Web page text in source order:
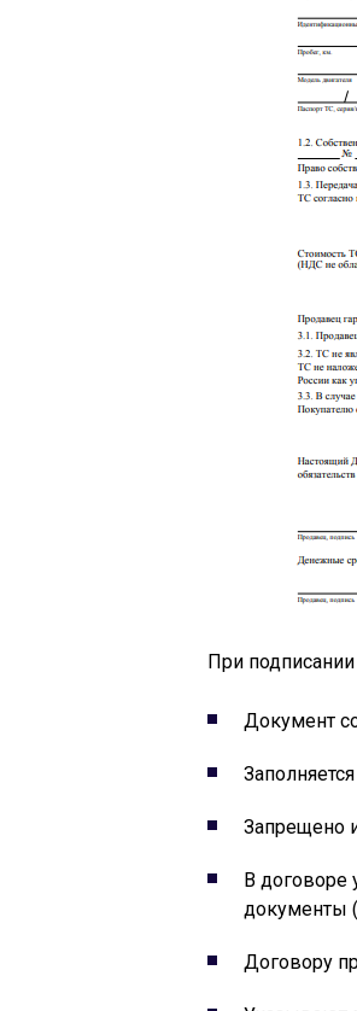
При
Документ
Запрещено
В договоре
документы
Договору